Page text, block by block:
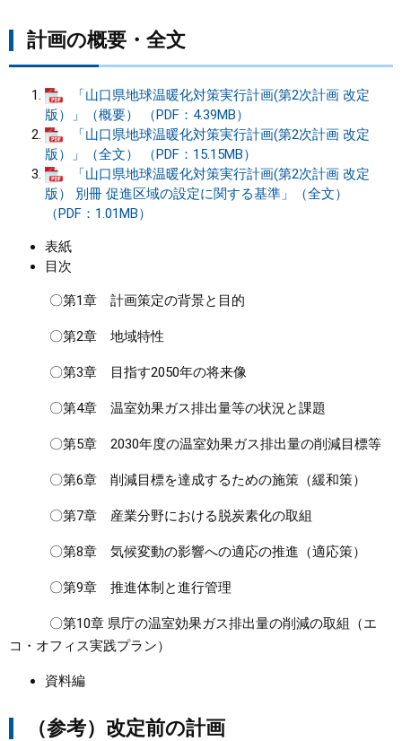
計画の概要・全文
「山口県地球温暖化対策実行計画(第2次計画 改定
版）」（概要） （PDF：4.39MB）
「山口県地球温暖化対策実行計画(第2次計画 改定
版）」（全文） （PDF：15.15MB）
「山口県地球温暖化対策実行計画(第2次計画 改定
版） 別冊 促進区域の設定に関する基準」（全文）
（PDF：1.01MB）
表紙
目次
〇第1章 計画策定の背景と目的
〇第2章 地域特性
〇第3章 目指す2050年の将来像
〇第4章 温室効果ガス排出量等の状況と課題
〇第5章 2030年度の温室効果ガス排出量の削減目標等
〇第6章 削減目標を達成するための施策（緩和策）
〇第7章 産業分野における脱炭素化の取組
〇第8章 気候変動の影響への適応の推進（適応策）
〇第9章 推進体制と進行管理
〇第10章 県庁の温室効果ガス排出量の削減の取組（エ
コ・オフィス実践プラン）
資料編
（参考）改定前の計画